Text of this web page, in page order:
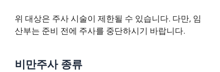
위 대상은 주사 시술이 제한될 수 있습니다. 다만, 임
산부는 준비 전에 주사를 중단하시기 바랍니다.
비만주사 종류